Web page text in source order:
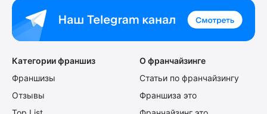
Категории франшиз
Франшизы
Отзывы
О франчайзинге
Статьи по франчайзингу
Франшиза это